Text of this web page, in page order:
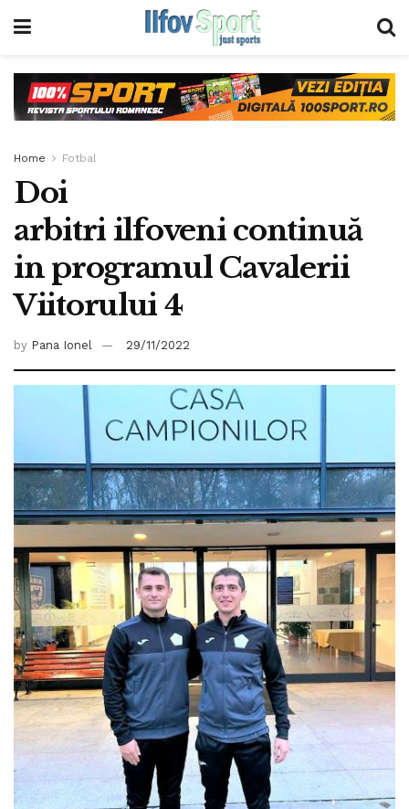
Home Fotbal
Doi
arbitri ilfoveni continuă
in programul Cavalerii
Viitorului 4
by Pana Ionel 29/11/2022